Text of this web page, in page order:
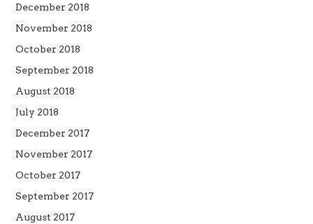
December 2018
November 2018
October 2018
September 2018
August 2018
July 2018
December 2017
November 2017
October 2017
September 2017
August 2017